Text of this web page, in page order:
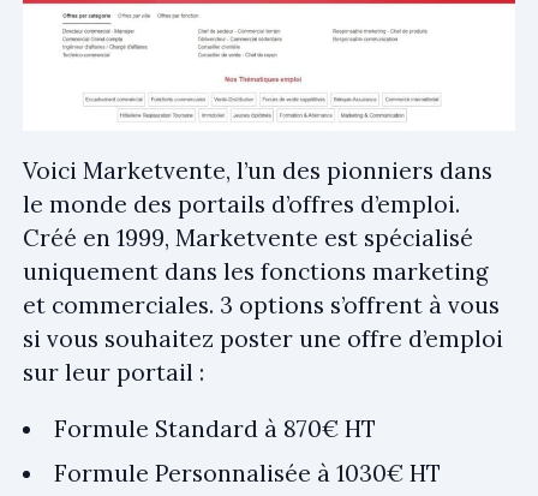
Voici Marketvente, l’un des pionniers dans
le monde des portails d’offres d’emploi.
Créé en 1999, Marketvente est spécialisé
uniquement dans les fonctions marketing
et commerciales. 3 options s’offrent à vous
si vous souhaitez poster une offre d’emploi
sur leur portail :
Formule Standard à 870€ HT
Formule Personnalisée à 1030€ HT